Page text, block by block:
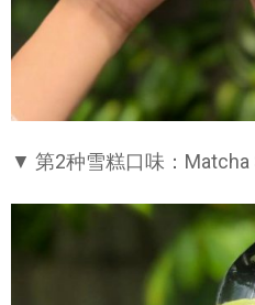
▼ 第2种雪糕口味：Matcha